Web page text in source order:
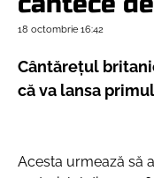
18 octombrie 16:42
Cântărețul
că va lansa
Acesta urmează să